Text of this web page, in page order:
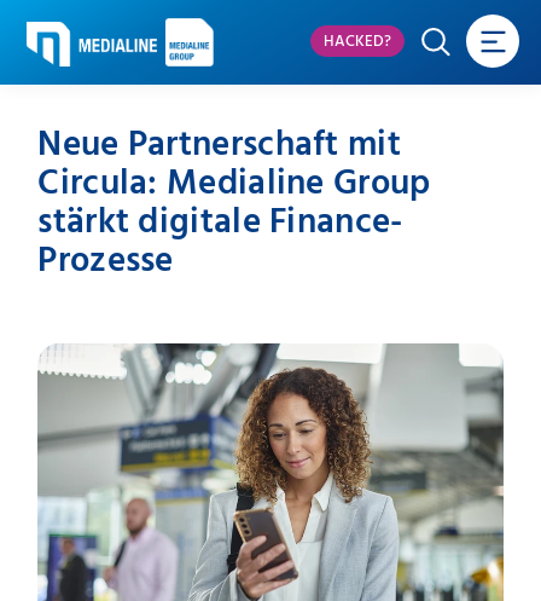
HACKED?
Neue Partnerschaft mit
Circula: Medialine Group
stärkt digitale Finance-
Prozesse